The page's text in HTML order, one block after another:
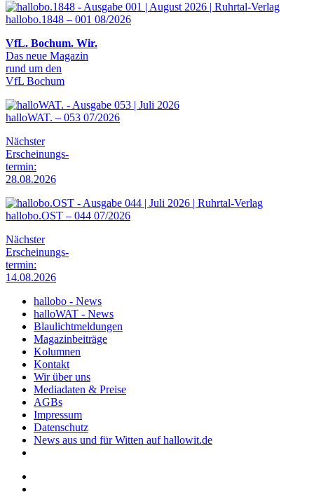
hallobo.1848 – 001 08/2026
VfL. Bochum. Wir.
Das neue Magazin
rund um den
VfL Bochum
halloWAT. – 053 07/2026
Nächster
Erscheinungs-
termin:
28.08.2026
hallobo.OST – 044 07/2026
Nächster
Erscheinungs-
termin:
14.08.2026
hallobo - News
halloWAT - News
Blaulichtmeldungen
Magazinbeiträge
Kolumnen
Kontakt
Wir über uns
Mediadaten & Preise
AGBs
Impressum
Datenschutz
News aus und für Witten auf hallowit.de